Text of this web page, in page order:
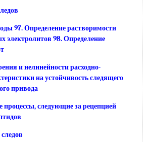
97. Определение растворимости
электролитов 98. Определение
и нелинейности расходно-
на устойчивость следящего
привода
следующие за рецепцией